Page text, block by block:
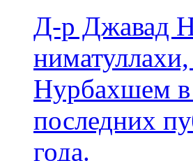
Д-р Джавад
Нурбахшем в
последних
года.